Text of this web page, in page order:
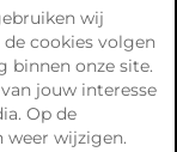
wij
cookies volgen
binnen onze site.
jouw interesse
Op de
weer wijzigen.